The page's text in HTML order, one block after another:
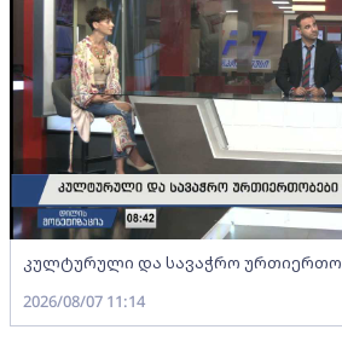
კულტურული და სავაჭრო
2026/08/07 11:14